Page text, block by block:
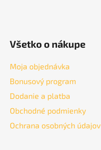
Všetko o nákupe
Moja objednávka
Bonusový program
Dodanie a platba
Obchodné podmienky
Ochrana osobných údajov